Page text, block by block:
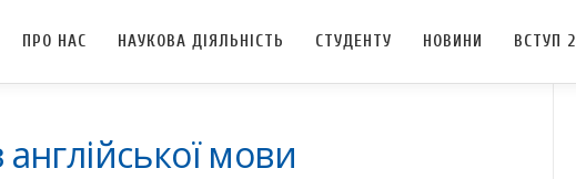
ПРО НАС НАУКОВА ДІЯЛЬНІСТЬ СТУДЕНТУ НОВИНИ ВСТУП
англійської мови